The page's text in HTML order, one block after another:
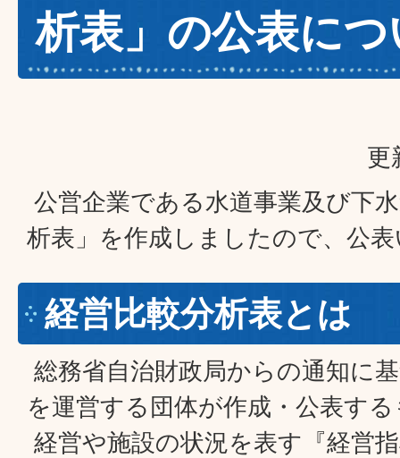
析表」の公表に
更
公営企業である水道事業及び下
析表」を作成しましたので、公
経営比較分析表とは
総務省自治財政局からの通知に
を運営する団体が作成・公表す
経営や施設の状況を表す『経営